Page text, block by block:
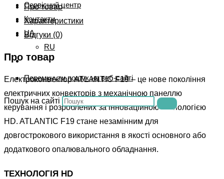
Сервісний центр
Контакти
UA
RU
Перемкнути пошук на веб-сайті
Пошук на сайті
Про товар
Характеристики
Відгуки (0)
Про товар
Електроконвектор ATLANTIC F19 – це нове покоління
електричних конвекторів з механічною панеллю
керування і розроблених за інноваційною технологією
HD. ATLANTIC F19 стане незамінним для
довгострокового використання в якості основного або
додаткового опалювального обладнання.
ТЕХНОЛОГІЯ HD